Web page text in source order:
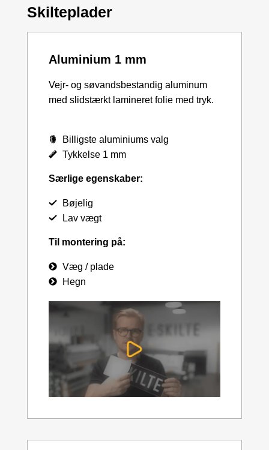
Skilteplader
Aluminium 1 mm
Vejr- og søvandsbestandig aluminum
med slidstærkt lamineret folie med tryk.
Billigste aluminiums valg
Tykkelse 1 mm
Særlige egenskaber:
Bøjelig
Lav vægt
Til montering på:
Væg / plade
Hegn